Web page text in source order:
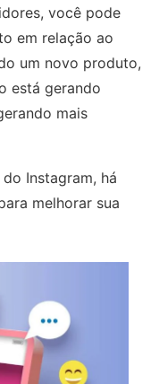
você pode
em relação ao
um novo produto,
está gerando
mais
Instagram, há
melhorar sua